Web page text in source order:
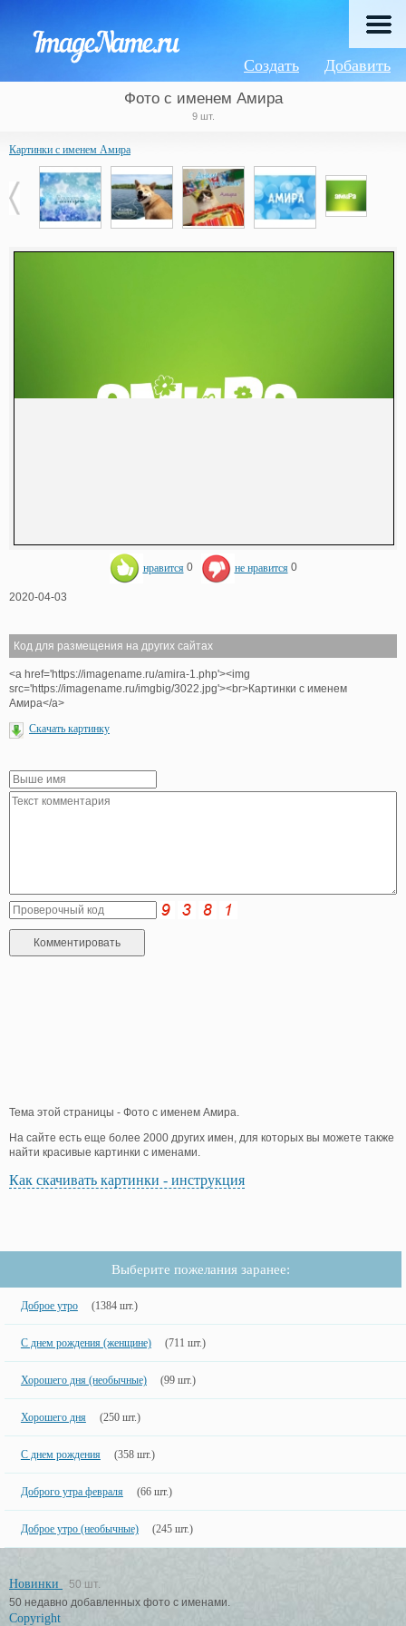
Добавить
Создать
Фото с именем Амира
9 шт.
Картинки с именем Амира
нравится 0 не нравится 0
2020-04-03
Код для размещения на других сайтах
<a href='https://imagename.ru/amira-1.php'><img
src='https://imagename.ru/imgbig/3022.jpg'><br>Картинки с именем
Амира</a>
Скачать картинку
Тема этой страницы - Фото с именем Амира.
На сайте есть еще более 2000 других имен, для которых вы можете также
найти красивые картинки с именами.
Как скачивать картинки - инструкция
Выберите пожелания заранее:
Доброе утро (1384 шт.)
С днем рождения (женщине) (711 шт.)
Хорошего дня (необычные) (99 шт.)
Хорошего дня (250 шт.)
С днем рождения (358 шт.)
Доброго утра февраля (66 шт.)
Доброе утро (необычные) (245 шт.)
Новинки
50 шт.
50 недавно добавленных фото с именами.
Copyright